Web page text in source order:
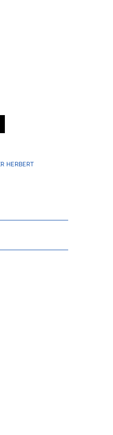
HERBERT